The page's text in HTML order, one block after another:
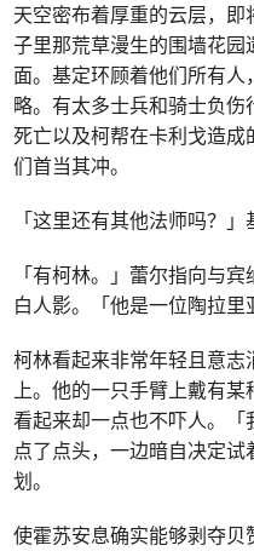
天空密布着厚重的云层，
子里那荒草漫生的围墙花
面。基定环顾着他们所有
略。有太多士兵和骑士负
死亡以及柯帮在卡利戈造
们首当其冲。
「这里还有其他法师吗？」
「有柯林。」蕾尔指向与
白人影。「他是一位陶拉里
柯林看起来非常年轻且意
上。他的一只手臂上戴有
看起来却一点也不吓人。
点了点头，一边暗自决定
划。
使霍苏安息确实能够剥夺